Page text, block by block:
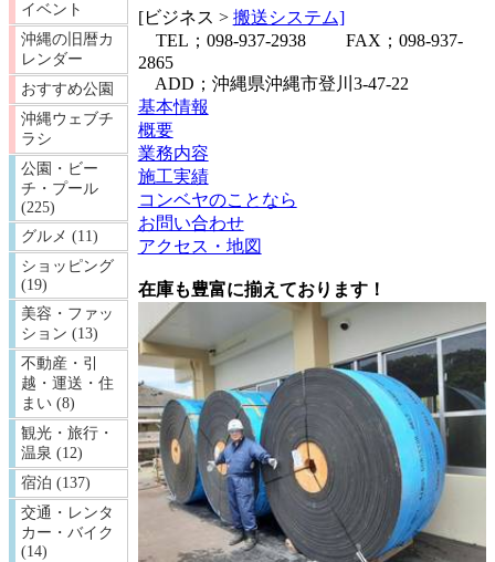
イベント
沖縄の旧暦カ
レンダー
おすすめ公園
沖縄ウェブチ
ラシ
公園・ビー
チ・プール
(225)
グルメ (11)
ショッピング
(19)
美容・ファッ
ション (13)
不動産・引
越・運送・住
まい (8)
観光・旅行・
温泉 (12)
宿泊 (137)
交通・レンタ
カー・バイク
(14)
[ビジネス > 搬送システム]
TEL；098-937-2938 FAX；098-937-
2865
ADD；沖縄県沖縄市登川3-47-22
基本情報
概要
業務内容
施工実績
コンベヤのことなら
お問い合わせ
アクセス・地図
在庫も豊富に揃えております！